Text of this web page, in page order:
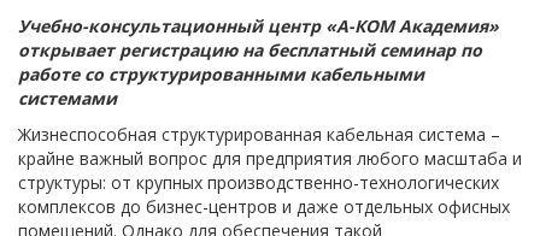
Учебно-консультационный центр «А-КОМ Академия»
открывает регистрацию на бесплатный семинар по
работе со структурированными кабельными
системами
Жизнеспособная структурированная кабельная система –
крайне важный вопрос для предприятия любого масштаба и
структуры: от крупных производственно-технологических
комплексов до бизнес-центров и даже отдельных офисных
помещений. Однако для обеспечения такой